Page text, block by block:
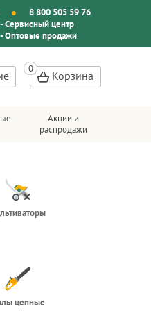
8 800 505 59 76
Сервисный центр
Оптовые продажи
Корзина
Акции и
распродажи
цепные